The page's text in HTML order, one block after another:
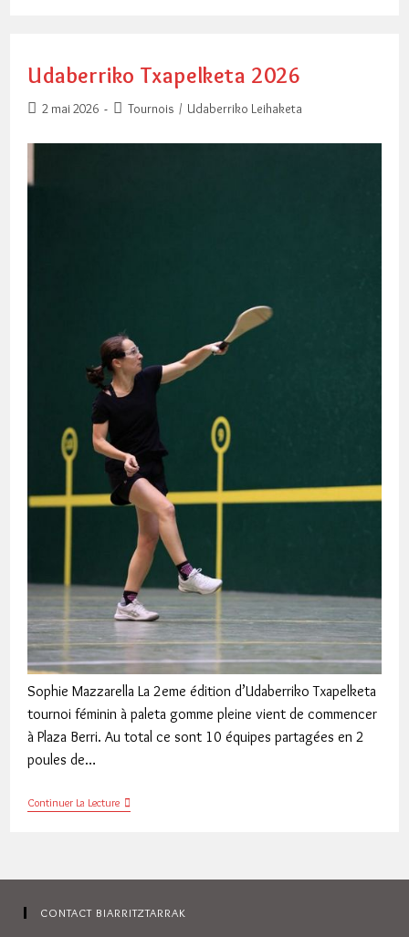
Udaberriko Txapelketa 2026
Publication
2 mai 2026
PostTournois / Udaberriko Leihaketa
Sophie Mazzarella La 2eme édition d’Udaberriko Txapelketa
tournoi féminin à paleta gomme pleine vient de commencer
à Plaza Berri. Au total ce sont 10 équipes partagées en 2
poules de…
Continuer La LectureUdaberriko
Txapelketa
CONTACT BIARRITZTARRAK